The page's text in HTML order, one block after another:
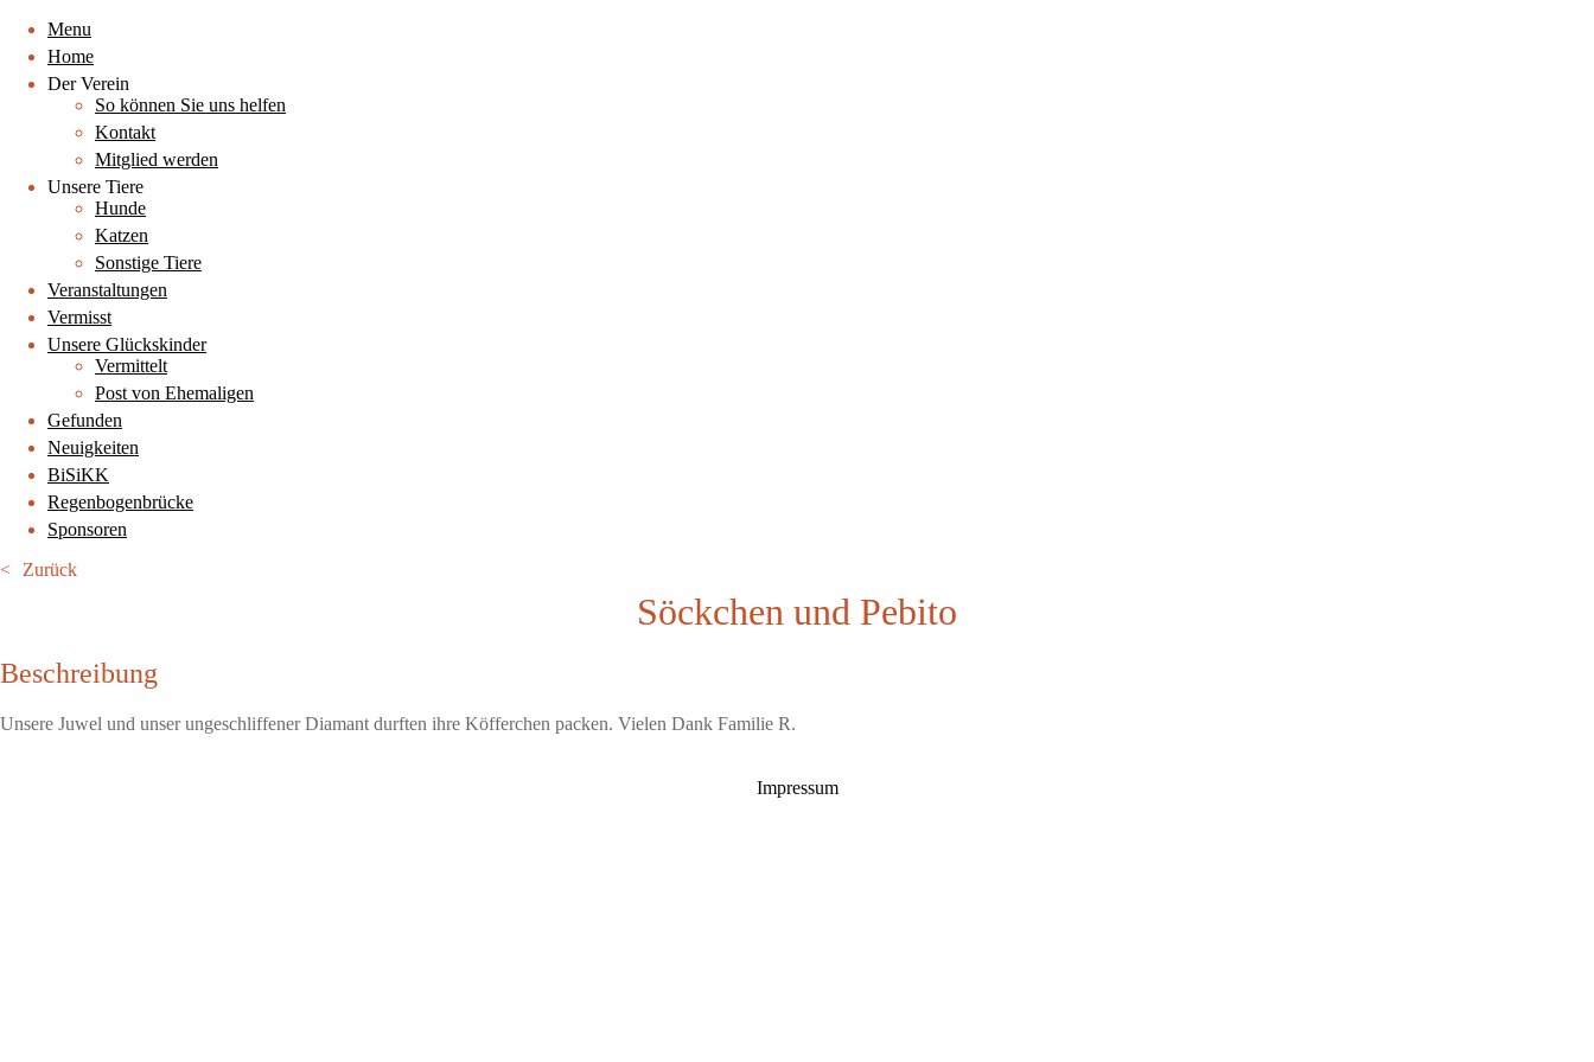
Menu
Home
Der Verein
So können Sie uns helfen
Kontakt
Mitglied werden
Unsere Tiere
Hunde
Katzen
Sonstige Tiere
Veranstaltungen
Vermisst
Unsere Glückskinder
Vermittelt
Post von Ehemaligen
Gefunden
Neuigkeiten
BiSiKK
Regenbogenbrücke
Sponsoren
Zurück
Söckchen und Pebito
Beschreibung
Unsere Juwel und unser ungeschliffener Diamant durften ihre Köfferchen packen. Vielen Dank Familie R.
Impressum